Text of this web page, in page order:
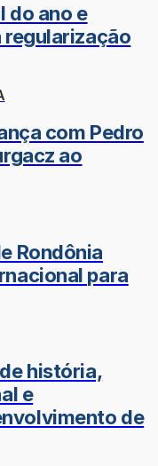
do ano e
regularização
com Pedro
ao
Rondônia
para
história,
e
de